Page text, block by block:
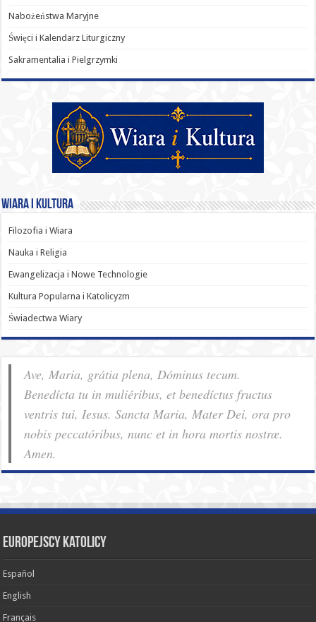
Nabożeństwa Maryjne
Święci i Kalendarz Liturgiczny
Sakramentalia i Pielgrzymki
Wiara i Kultura
Filozofia i Wiara
Nauka i Religia
Ewangelizacja i Nowe Technologie
Kultura Popularna i Katolicyzm
Świadectwa Wiary
Ave, Maria, grátia plena, Dóminus tecum.
Benedícta tu in muliéribus, et benedíctus fructus
ventris tui, Iesus. Sancta Maria, Mater Dei, ora pro
nobis pec­ca­tóribus, nunc et in hora mortis nostræ.
Amen.
Europejscy katolicy
Español
English
Français